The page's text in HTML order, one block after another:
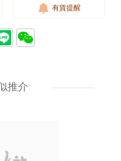
有貨提醒
推介
(Head 6.5mm)